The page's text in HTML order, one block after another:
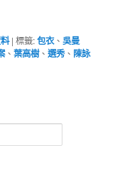
|標籤:包衣、吳曼
、葉高樹、選秀、 陳詠